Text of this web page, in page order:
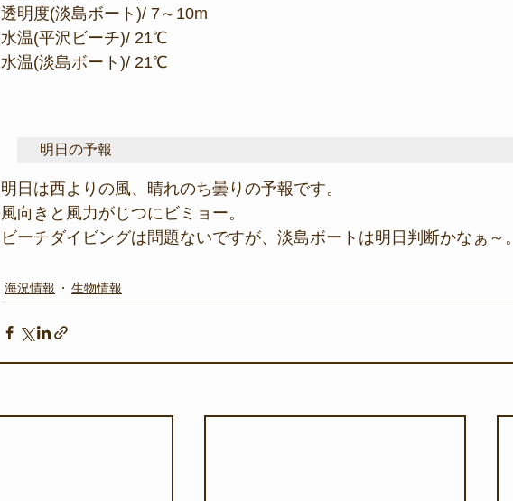
透明度(淡島ボート)/ 7～10m
水温(平沢ビーチ)/ 21℃
水温(淡島ボート)/ 21℃
明日の予報
明日は西よりの風、晴れのち曇りの予報です。
風向きと風力がじつにビミョー。
ビーチダイビングは問題ないですが、淡島ボートは明日判断かなぁ～。
海況情報 生物情報